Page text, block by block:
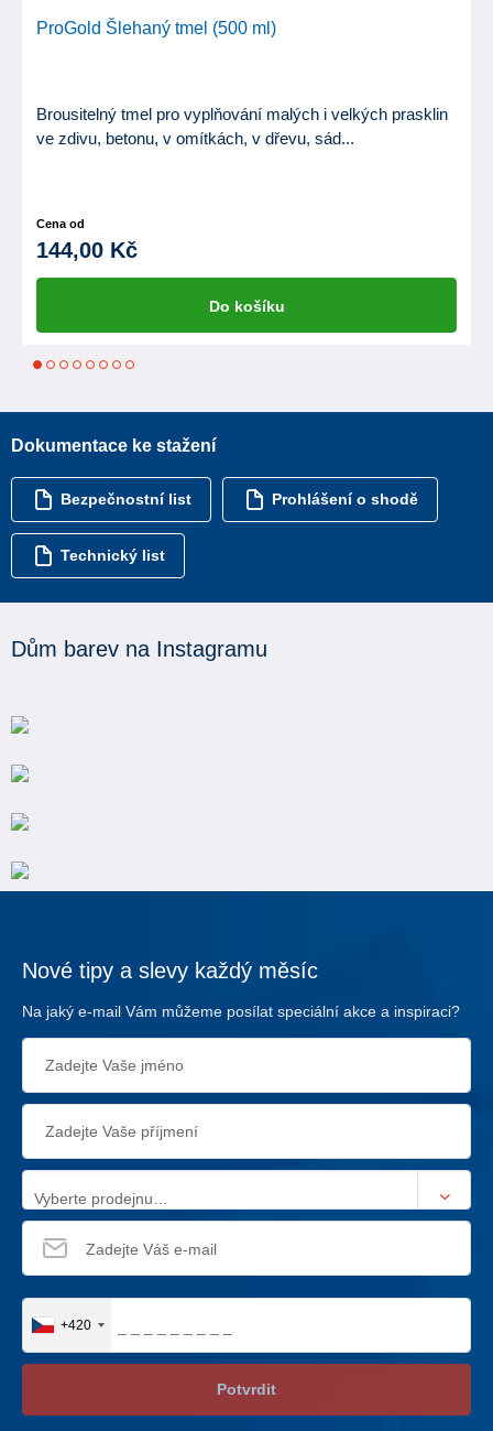
ProGold Šlehaný tmel (500 ml)
Brousitelný tmel pro vyplňování malých i velkých prasklin
ve zdivu, betonu, v omítkách, v dřevu, sád...
Cena od
144,00 Kč
Do košíku
1 2 3 4 5 6 7
Dokumentace ke stažení
Bezpečnostní list Prohlášení o shodě
Technický list
Dům barev na Instagramu
Nové tipy a slevy každý měsíc
Na jaký e-mail Vám můžeme posílat speciální akce a inspiraci?
Vyberte prodejnu…
+420
Potvrdit